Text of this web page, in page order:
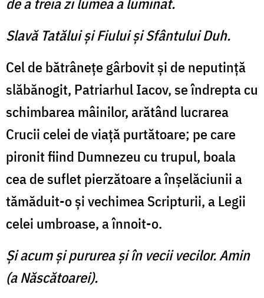
de a treia zi lumea a luminat.
Slavă Tatălui şi Fiului şi Sfântului Duh.
Cel de bătrâneţe gârbovit şi de neputinţă
slăbănogit, Patriarhul Iacov, se îndrepta cu
schimbarea mâinilor, arătând lucrarea
Crucii celei de viaţă purtătoare; pe care
pironit fiind Dumnezeu cu trupul, boala
cea de suflet pierzătoare a înşelăciunii a
tămăduit-o şi vechimea Scripturii, a Legii
celei umbroase, a înnoit-o.
Şi acum şi pururea şi în vecii vecilor. Amin
(a Născătoarei).